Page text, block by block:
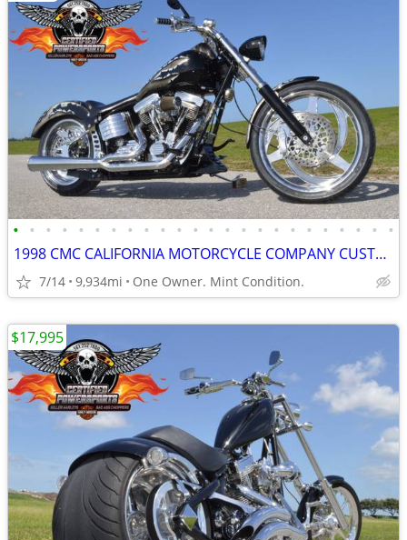
• • • • • • • • • • • • • • • • • • • • • • • •
1998 CMC CALIFORNIA MOTORCYCLE COMPANY CUSTOM SOFTAIL CHOPPER
7/14 9,934mi One Owner. Mint Condition.
$17,995